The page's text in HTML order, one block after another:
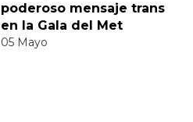
poderoso mensaje trans
en la Gala del Met
05 Mayo